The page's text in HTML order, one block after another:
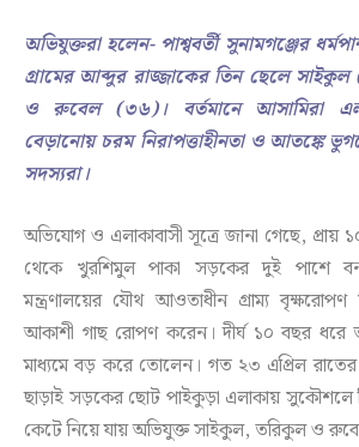
অভিযুক্তরা হলেন- পাশ্ববর্তী সুনামগঞ্জের
গ্রামের আব্দুর রাজ্জাকের তিন ছেলে
ও রুবেল (৩৬)। বর্তমানে আসামিরা
বেড়ানোয় চরম নিরাপত্তাহীনতা ও আতঙ্কে
সদস্যরা।
অভিযোগ ও এলাকাবাসী সূত্রে জানা গেছে,
থেকে খুরশিমুল পাকা সড়কের দুই পাশে
মন্ত্রণালয়ের যৌথ আওতাধীন গ্রাম্য বৃক্ষরোপণ
আকাশী গাছ রোপণ করেন। দীর্ঘ ১০ বছর ধরে
মাধ্যমে বড় করে তোলেন। গত ২৩ এপ্রিল
ছাড়াই সড়কের ছোট পাইকুড়া এলাকায় সুকৌশলে
কেটে নিয়ে যায় অভিযুক্ত সাইকুল, তরিকুল ও